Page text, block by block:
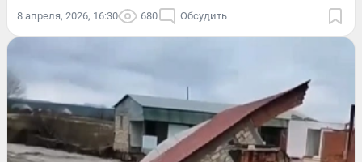
8 апреля, 2026, 16:30 680 Обсудить